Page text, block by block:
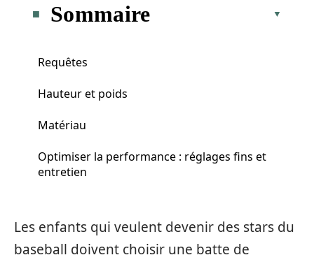
Sommaire
Requêtes
Hauteur et poids
Matériau
Optimiser la performance : réglages fins et
entretien
Les enfants qui veulent devenir des stars du
baseball doivent choisir une batte de